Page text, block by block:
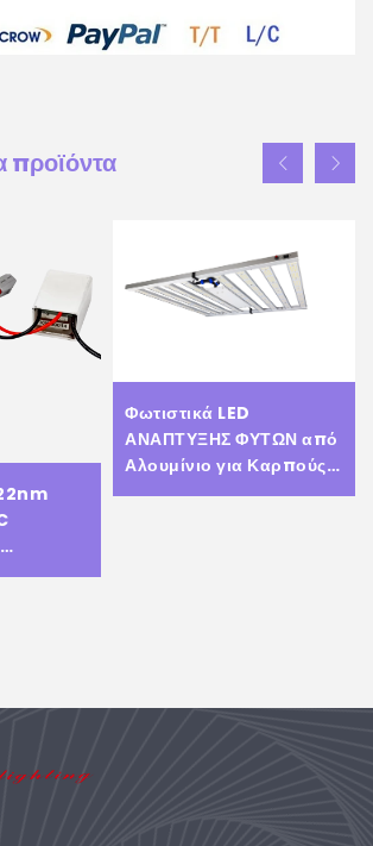
προϊόντα
με
Φωτιστικά LED
ΑΝΑΠΤΥΞΗΣ ΦΥΤΩΝ από
Αλουμίνιο για Καρπούς,
Ανθούς, Λαχανικά